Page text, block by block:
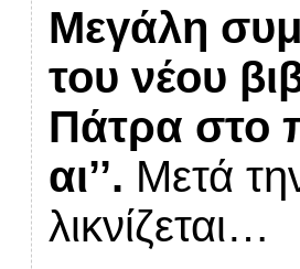
Μεγάλη
του νέου
Πάτρα στο
αι’’. Μετά
λικνίζεται…